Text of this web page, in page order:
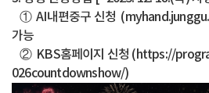
① AI내편중구 신청
가능
② KBS홈페이지 신청 (https://
026countdownshow/)